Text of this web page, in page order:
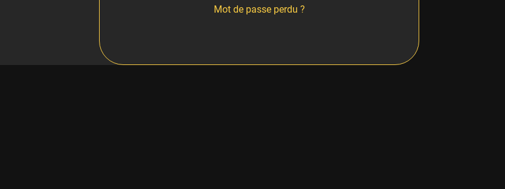
Mot de passe perdu ?